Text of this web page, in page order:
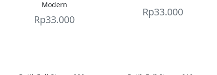
Modern
Rp33.000
Rp33.000